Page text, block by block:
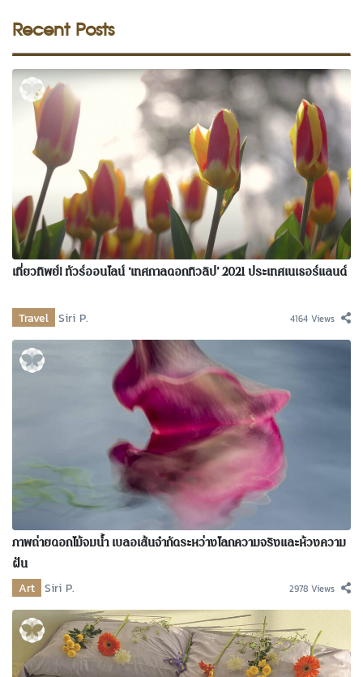
Recent Posts
เที่ยวทิพย์! ทัวร์ออนไลน์ ‘เทศกาลดอกทิวลิป’ 2021 ประเทศเนเธอร์แลนด์
Travel Siri P. 4164 Views
ภาพถ่ายดอกไม้จมน้ำ เบลอเส้นจำกัดระหว่างโลกความจริงและห้วงความ
ฝัน
Art Siri P. 2978 Views